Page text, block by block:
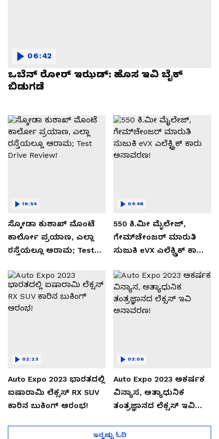
ಒಬೆನ್ ರೋರ್ ಇಝಡ್: ಹೊಸ ಇವಿ ಬೈಕ್
ಬಿಡುಗಡೆ
06:42
ಸ್ಕೋಡಾ ಕುಶಾಖ್ ಮೊಂಟೆ
ಕಾರ್ಲೋ ಪ್ರಯಾಣ, ಎಲ್ಲಾ
ರಸ್ತೆಯಲ್ಲೂ ಆರಾಮ; Test
16:54
550 ಕಿ.ಮೀ ಮೈಲೇಜ್,
ಗೇಮ್‌ಚೇಂಜರ್ ಮಾರುತಿ
ಸುಜುಕಿ eVX ಎಲೆಕ್ಟ್ರಿಕ್ ಕಾರು
04:48
Auto Expo 2023 ಭಾರತದಲ್ಲಿ
ಐಷಾರಾಮಿ ಲೆಕ್ಸಸ್ RX SUV
ಕಾರಿನ ಬುಕಿಂಗ್ ಆರಂಭ!
02:23
Auto Expo 2023 ಆಕರ್ಷಕ
ವಿನ್ಯಾಸ, ಅತ್ಯಾಧುನಿಕ
ತಂತ್ರಜ್ಞಾನದ ಲೆಕ್ಸಸ್ ಇವಿ
03:06
ಇನ್ನಷ್ಟು ಓದಿ